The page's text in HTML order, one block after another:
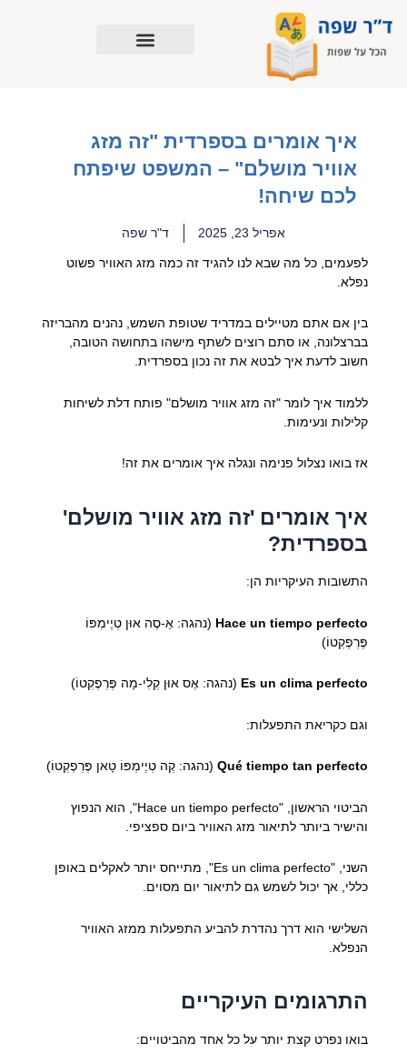
לתוכן
איך אומרים בספרדית "זה מזג
אוויר מושלם" – המשפט שיפתח
לכם שיחה!
אפריל 23, 2025 ד"ר שפה
לפעמים, כל מה שבא לנו להגיד זה כמה מזג האוויר פשוט
נפלא.
בין אם אתם מטיילים במדריד שטופת השמש, נהנים מהבריזה
בברצלונה, או סתם רוצים לשתף מישהו בתחושה הטובה,
חשוב לדעת איך לבטא את זה נכון בספרדית.
ללמוד איך לומר "זה מזג אוויר מושלם" פותח דלת לשיחות
קלילות ונעימות.
אז בואו נצלול פנימה ונגלה איך אומרים את זה!
איך אומרים 'זה מזג אוויר מושלם'
בספרדית?
התשובות העיקריות הן:
Hace un tiempo perfecto (נהגה: אַ-סֶה אוּן טְיֶימְפּוֹ
פֶּרְפֶקְטוֹ)
Es un clima perfecto (נהגה: אֶס אוּן קְלִי-מָה פֶּרְפֶקְטוֹ)
וגם כקריאת התפעלות:
Qué tiempo tan perfecto(נהגה: קֶה טְיֶימְפּוֹ טָאן פֶּרְפֶקְטוֹ)
הביטוי הראשון, "Hace un tiempo perfecto", הוא הנפוץ
והישיר ביותר לתיאור מזג האוויר ביום ספציפי.
השני, "Es un clima perfecto", מתייחס יותר לאקלים באופן
כללי, אך יכול לשמש גם לתיאור יום מסוים.
השלישי הוא דרך נהדרת להביע התפעלות ממזג האוויר
הנפלא.
התרגומים העיקריים
בואו נפרט קצת יותר על כל אחד מהביטויים: